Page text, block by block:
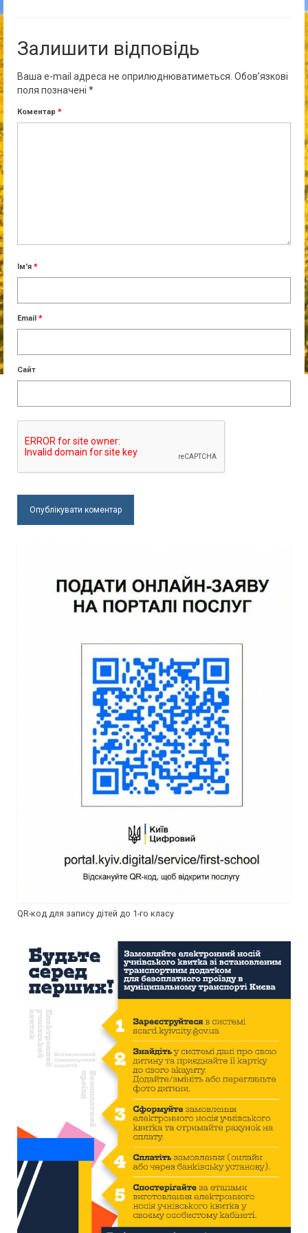
Залишити відповідь
Ваша e-mail адреса не оприлюднюватиметься. Обов’язкові
поля позначені *
Коментар *
Ім'я *
Email *
Сайт
QR-код для запису дітей до 1-го класу